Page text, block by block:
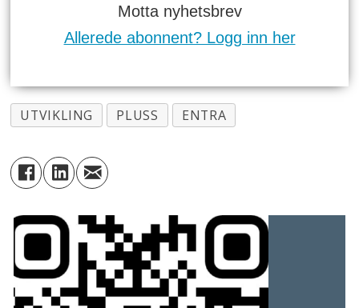
Motta nyhetsbrev
Allerede abonnent? Logg inn her
UTVIKLING PLUSS ENTRA